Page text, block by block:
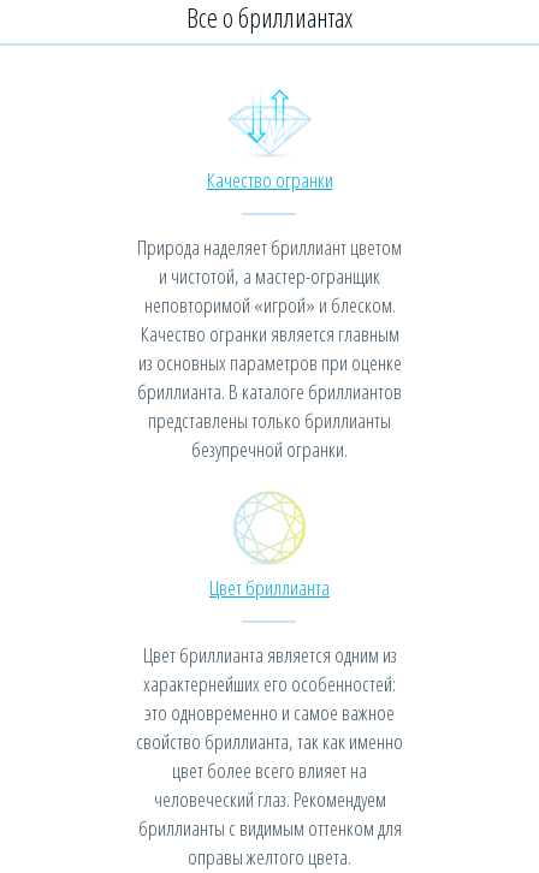
Все о бриллиантах
Качество огранки
Природа наделяет бриллиант цветом
и чистотой, а мастер-огранщик
неповторимой «игрой» и блеском.
Качество огранки является главным
из основных параметров при оценке
бриллианта. В каталоге бриллиантов
представлены только бриллианты
безупречной огранки.
Цвет бриллианта
Цвет бриллианта является одним из
характернейших его особенностей:
это одновременно и самое важное
свойство бриллианта, так как именно
цвет более всего влияет на
человеческий глаз. Рекомендуем
бриллианты с видимым оттенком для
оправы желтого цвета.